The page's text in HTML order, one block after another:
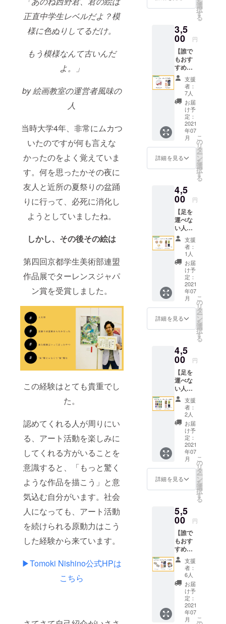
正直中学生レベルだよ？模
様に色ぬりしてるだけ。
もう模様なんて古いんだ
よ。」
by 絵画教室の運営者風味の
人
当時大学4年、非常にムカつ
いたのですが何も言えな
かったのをよく覚えていま
す。何を思ったかその夜に
友人と近所の夏祭りの盆踊
りに行って、必死に消化し
ようとしていましたね。
しかし、その後その絵は
第四回京都学生美術部連盟
作品展でターレンスジャパ
ン賞を受賞しました。
この経験はとても貴重でし
た。
認めてくれる人が周りにい
る、アート活動を楽しみに
してくれる方がいることを
意識すると、「もっと驚く
ような作品を描こう」と意
気込む自分がいます。社会
人になっても、アート活動
を続けられる原動力はこう
した経験から来ています。
▶︎Tomoki Nishino公式HPは
こちら
のレク
チャー
等にな
りま
す。
ポート
フォリ
オサイ
トの作
成レク
チャー
＊5月下
旬〜6月
初旬に
支援者
様にコ
ンタク
月内の
レク
実施と
なりま
す。 ＊
個人個
人でご
対応さ
せてい
ただき
ますの
で、講
演会/授
業会な
ござい
ませ
インで
レク
チャー
を実施
いたし
ます。
ZOOM
やLINE
等、設
定環境
に応じ
て対応
させて
いただ
きま
交通費
や滞在
かる費
用等は
負担致
しかね
ます。
主なレ
ク
チャー
内容 ★
主な
WEBサ
イト作
成サー
ビスの
きま
す。 ・
ティス
トのサ
イン入
りポス
トカー
ドもお
届けさ
せてい
ただき
ます。
ハーブ
ティー
および
ポスト
カード
は、遅
くとも
し上げ
ます。
選
択
す
る
3,5
00 円
【誰で
もおす
すめ】
ハーブ
ティー
プラン
・通常
デザイ
ンの
ハーブ
ティー
１種を
お届け
させて
いただ
きま
全アー
ティス
トのサ
イン入
りポス
トカー
ドもお
届けさ
せてい
ただき
ます。
ハーブ
ティー
および
ポスト
カード
は、遅
発送申
し上げ
ます。
支援
者：
7人
お届
け予
定：
2021
年07
月
詳細を見る
こ
の
リ
タ
ー
ン
を
選
択
す
る
4,5
00 円
【足を
運べな
い人に
おすす
め】コ
ラボ
パッ
ケージ
シアバ
タープ
ラン ・
お好き
なデザ
インの
シアバ
ター
（15g）
1個をお
届けさ
せてい
ただき
ます。
・お好
きな作
品の原
画アー
トポス
ター
（A3）
1枚をお
届けさ
せてい
ただき
ます。 *
額なし
となり
ます。
シアバ
ター用
のパッ
ケージ
作品か
ら選択
いただ
けま
す。
*Tomok
支援
者：
1人
お届
け予
定：
2021
年07
月
詳細を見る
こ
の
リ
タ
ー
ン
を
選
択
す
る
4,5
00 円
【足を
運べな
い人に
おすす
め】コ
ラボ
パッ
ケージ
ハーブ
ティー
プラン
・お好
きなデ
ザイン
のハー
ブ
を1個お
届けさ
せてい
ただき
ます。
・お好
きな作
品の原
画アー
トポス
ター
（A3）
1枚をお
届けさ
支援
者：
2人
お届
け予
定：
2021
年07
月
詳細を見る
こ
の
リ
タ
ー
ン
を
選
択
す
る
5,5
00 円
【誰で
もおす
すめ】
シアバ
タープ
レミア
ムプラ
常デザ
インの
シアバ
ター
支援
者：
6人
お届
け予
定：
2021
年07
月
こ